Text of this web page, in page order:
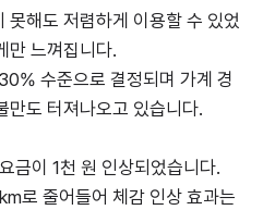
못해도 저렴하게 이용할 수 있었
만 느껴집니다.
수준으로 결정되며 가계 경
만도 터져나오고 있습니다.
금이 1천 원 인상되었습니다.
로 줄어들어 체감 인상 효과는